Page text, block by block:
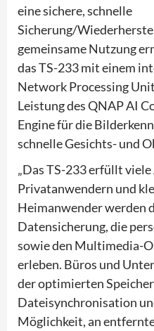
eine sichere, schnelle
Sicherung/
gemeinsame Nutzung
das TS-233 mit einem
Network Processing
Leistung des QNAP AI
Engine für die
schnelle Gesichts- und
„Das TS-233 erfüllt
Privatanwendern und
Heimanwender werden
Datensicherung, die
sowie den Multimedia-
erleben. Büros und
der optimierten
Dateisynchronisation
Möglichkeit, an